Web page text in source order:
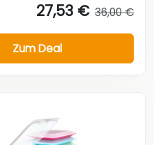
27,53 € 36,00 €
Zum Deal